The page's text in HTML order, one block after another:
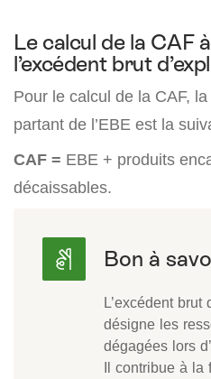
Le calcul de la CAF
l’excédent brut
Pour le calcul de la CAF,
partant de l’EBE est la
CAF = EBE + produits
décaissables.
L’excédent brut
désigne les
dégagées lors
Il contribue à la